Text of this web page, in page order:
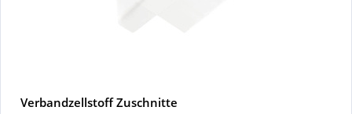
Verbandzellstoff Zuschnitte